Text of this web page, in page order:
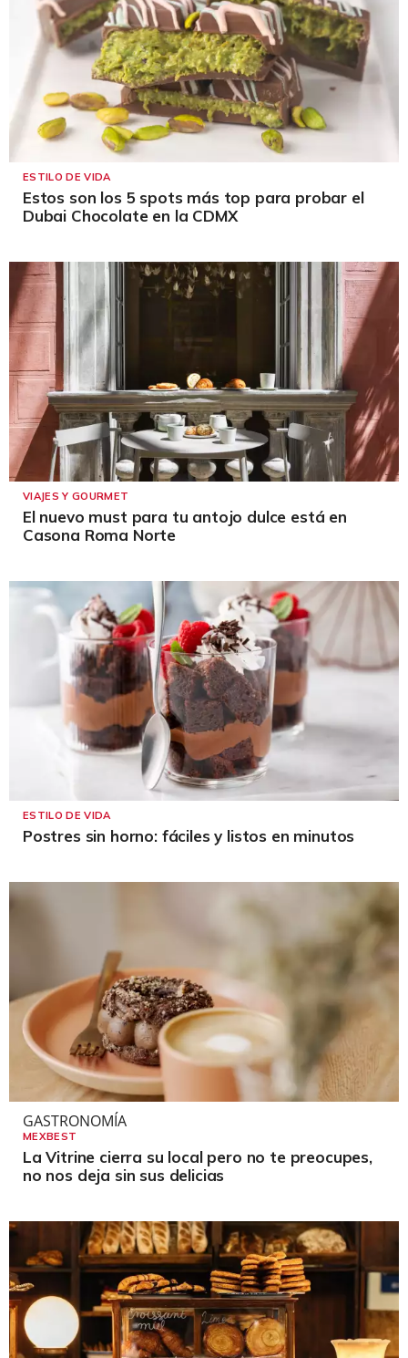
ESTILO DE VIDA
Estos son los 5 spots más top para probar el
Dubai Chocolate en la CDMX
VIAJES Y GOURMET
El nuevo must para tu antojo dulce está en
Casona Roma Norte
ESTILO DE VIDA
Postres sin horno: fáciles y listos en minutos
GASTRONOMÍA
MEXBEST
La Vitrine cierra su local pero no te preocupes,
no nos deja sin sus delicias